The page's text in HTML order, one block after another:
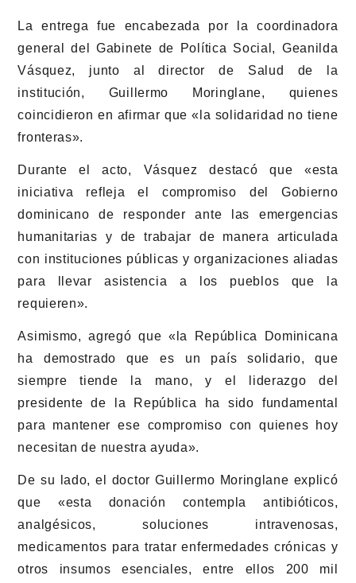
La entrega fue encabezada por la coordinadora
general del Gabinete de Política Social, Geanilda
Vásquez, junto al director de Salud de la
institución, Guillermo Moringlane, quienes
coincidieron en afirmar que «la solidaridad no tiene
fronteras».
Durante el acto, Vásquez destacó que «esta
iniciativa refleja el compromiso del Gobierno
dominicano de responder ante las emergencias
humanitarias y de trabajar de manera articulada
con instituciones públicas y organizaciones aliadas
para llevar asistencia a los pueblos que la
requieren».
Asimismo, agregó que «la República Dominicana
ha demostrado que es un país solidario, que
siempre tiende la mano, y el liderazgo del
presidente de la República ha sido fundamental
para mantener ese compromiso con quienes hoy
necesitan de nuestra ayuda».
De su lado, el doctor Guillermo Moringlane explicó
que «esta donación contempla antibióticos,
analgésicos, soluciones intravenosas,
medicamentos para tratar enfermedades crónicas y
otros insumos esenciales, entre ellos 200 mil